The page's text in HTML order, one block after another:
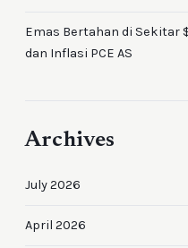
Emas Bertahan di Sekitar
dan Inflasi PCE AS
Archives
July 2026
April 2026